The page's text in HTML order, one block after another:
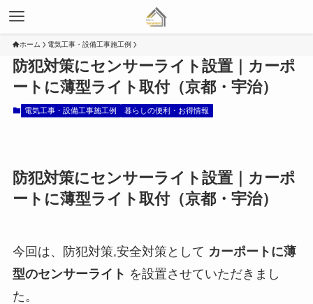
ホーム 電気工事・設備工事施工例
防犯対策にセンサーライト設置｜カーポ
ートに薄型ライト取付（京都・宇治）
電気工事・設備工事施工例 暮らしの便利・お得情報
防犯対策にセンサーライト設置｜カーポ
ートに薄型ライト取付（京都・宇治）
今回は、防犯対策,安全対策として カーポートに薄
型のセンサーライト を設置させていただきまし
た。